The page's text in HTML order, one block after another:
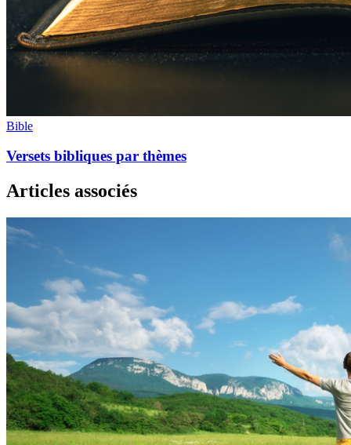
Bible
Versets bibliques par thèmes
Articles associés